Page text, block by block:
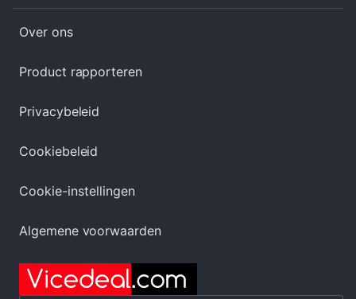
Over ons
Product rapporteren
Privacybeleid
Cookiebeleid
Cookie-instellingen
Algemene voorwaarden